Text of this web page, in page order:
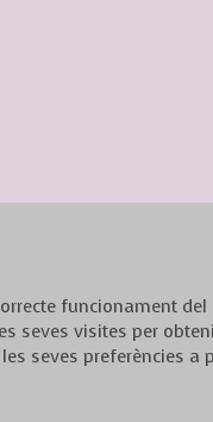
funcionament
seves visites per
seves preferències a